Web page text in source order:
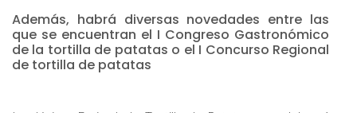
Además, habrá diversas novedades entre las
que se encuentran el I Congreso Gastronómico
de la tortilla de patatas o el I Concurso Regional
de tortilla de patatas